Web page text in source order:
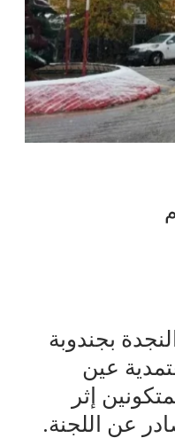
بجندوبة
عين
إثر
عن اللجنة.